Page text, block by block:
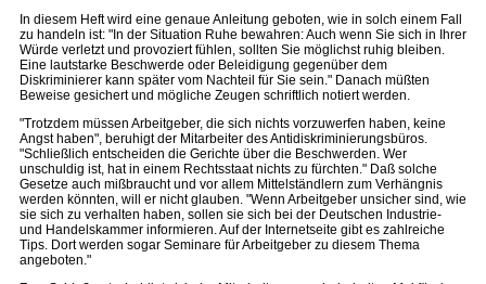
In diesem Heft wird eine genaue Anleitung geboten, wie in solch einem Fall
zu handeln ist: "In der Situation Ruhe bewahren: Auch wenn Sie sich in Ihrer
Würde verletzt und provoziert fühlen, sollten Sie möglichst ruhig bleiben.
Eine lautstarke Beschwerde oder Beleidigung gegenüber dem
Diskriminierer kann später vom Nachteil für Sie sein." Danach müßten
Beweise gesichert und mögliche Zeugen schriftlich notiert werden.
"Trotzdem müssen Arbeitgeber, die sich nichts vorzuwerfen haben, keine
Angst haben", beruhigt der Mitarbeiter des Antidiskriminierungsbüros.
"Schließlich entscheiden die Gerichte über die Beschwerden. Wer
unschuldig ist, hat in einem Rechtsstaat nichts zu fürchten." Daß solche
Gesetze auch mißbraucht und vor allem Mittelständlern zum Verhängnis
werden könnten, will er nicht glauben. "Wenn Arbeitgeber unsicher sind, wie
sie sich zu verhalten haben, sollen sie sich bei der Deutschen Industrie-
und Handelskammer informieren. Auf der Internetseite gibt es zahlreiche
Tips. Dort werden sogar Seminare für Arbeitgeber zu diesem Thema
angeboten."